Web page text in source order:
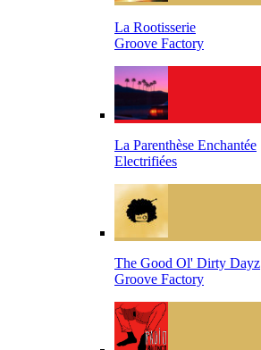
La Rootisserie
Groove Factory
La Parenthèse Enchantée
Electrifiées
The Good Ol' Dirty Dayz
Groove Factory